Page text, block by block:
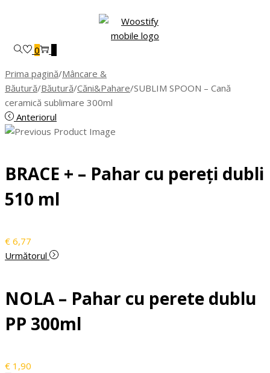
0
Prima pagină/Mâncare &
Băutură/Băutură/Căni&Pahare/SUBLIM SPOON – Cană
ceramică sublimare 300ml
Anteriorul
BRACE + – Pahar cu pereți dubli
510 ml
€ 6,77
Următorul
NOLA – Pahar cu perete dublu
PP 300ml
€ 1,90